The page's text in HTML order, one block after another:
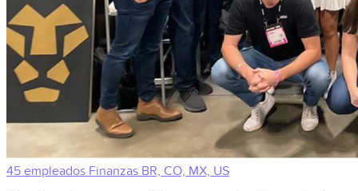
45 empleados Finanzas BR, CO, MX, US